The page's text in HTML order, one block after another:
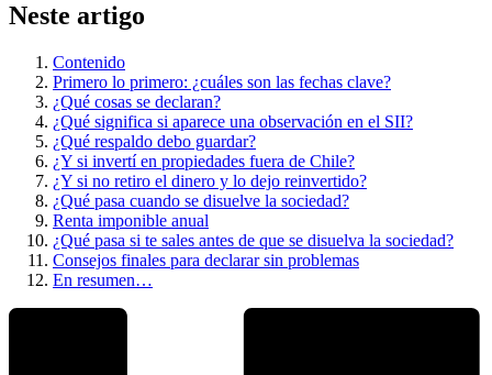
Neste artigo
Contenido
Primero lo primero: ¿cuáles son las fechas clave?
¿Qué cosas se declaran?
¿Qué significa si aparece una observación en el SII?
¿Qué respaldo debo guardar?
¿Y si invertí en propiedades fuera de Chile?
¿Y si no retiro el dinero y lo dejo reinvertido?
¿Qué pasa cuando se disuelve la sociedad?
Renta imponible anual
¿Qué pasa si te sales antes de que se disuelva la sociedad?
Consejos finales para declarar sin problemas
En resumen…